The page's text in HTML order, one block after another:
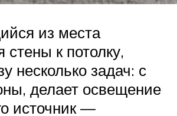
из места
к потолку,
несколько задач: с
делает освещение
источник —